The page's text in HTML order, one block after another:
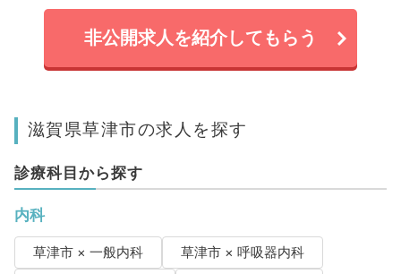
非公開求人を紹介してもらう
滋賀県草津市の求人を探す
診療科目から探す
内科
草津市 × 一般内科
草津市 × 呼吸器内科